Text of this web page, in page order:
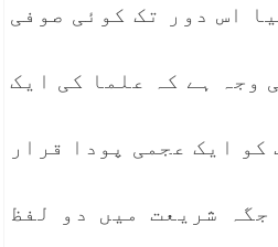
اس دور تک کوئی صوفی
وجہ ہے کہ علما کی ایک
کو ایک عجمی پودا قرار
شریعت میں دو لفظ